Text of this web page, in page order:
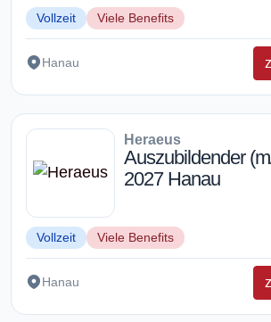
Vollzeit Viele Benefits
Hanau
Heraeus
Auszubildender
2027 Hanau
Vollzeit Viele Benefits
Hanau